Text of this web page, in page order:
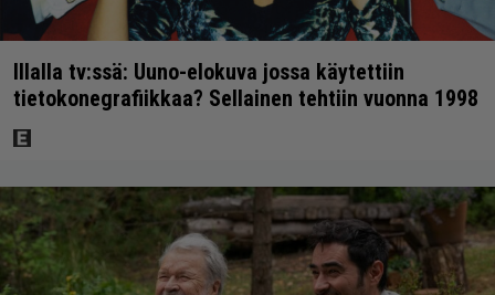
Illalla tv:ssä: Uuno-elokuva jossa käytettiin
tietokonegrafiikkaa? Sellainen tehtiin vuonna 1998